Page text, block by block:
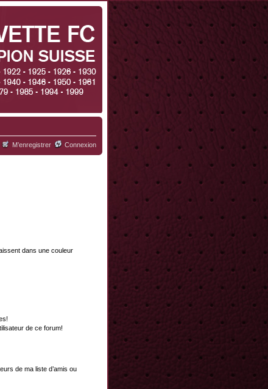
M’enregistrer Connexion
dans une couleur
de ce forum!
de ma liste d’amis ou